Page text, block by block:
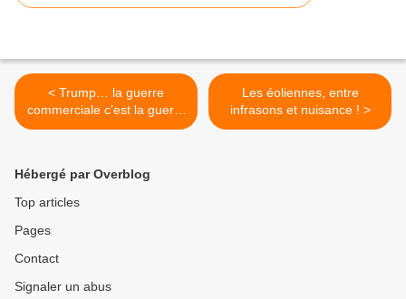
< Trump… la guerre
commerciale c’est la guerre
des souverainistes contre
Les éoliennes, entre
infrasons et nuisance ! >
Hébergé par Overblog
Top articles
Pages
Contact
Signaler un abus